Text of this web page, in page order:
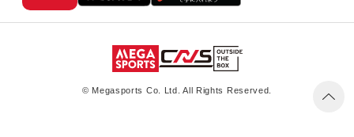
© Megasports Co. Ltd. All Rights Reserved.